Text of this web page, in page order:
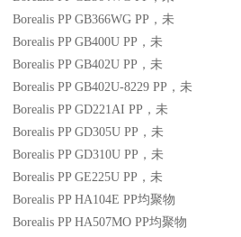
Borealis PP GB366WG PP ，未
Borealis PP GB400U PP ，未
Borealis PP GB402U PP ，未
Borealis PP GB402U-8229 PP ，未
Borealis PP GD221AI PP ，未
Borealis PP GD305U PP ，未
Borealis PP GD310U PP ，未
Borealis PP GE225U PP ，未
Borealis PP HA104E PP均聚物
Borealis PP HA507MO PP均聚物